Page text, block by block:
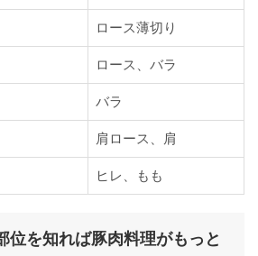
ロース薄切り
ロース、バラ
バラ
肩ロース、肩
ヒレ、もも
位を知れば豚肉料理がもっと